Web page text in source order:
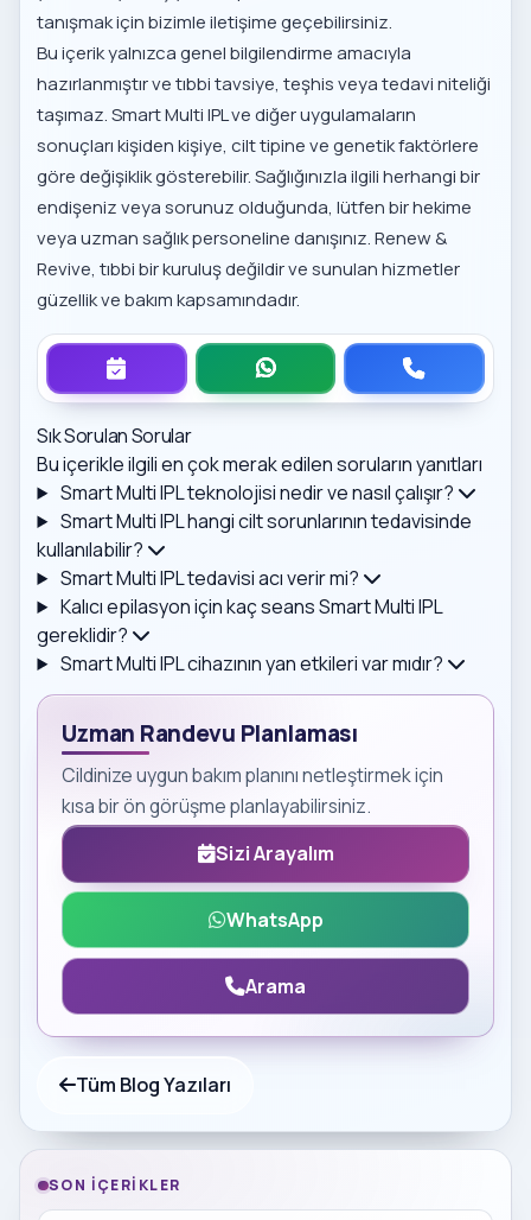
tanışmak için bizimle iletişime geçebilirsiniz.
Bu içerik yalnızca genel bilgilendirme amacıyla
hazırlanmıştır ve tıbbi tavsiye, teşhis veya tedavi niteliği
taşımaz. Smart Multi IPL ve diğer uygulamaların
sonuçları kişiden kişiye, cilt tipine ve genetik faktörlere
göre değişiklik gösterebilir. Sağlığınızla ilgili herhangi bir
endişeniz veya sorunuz olduğunda, lütfen bir hekime
veya uzman sağlık personeline danışınız. Renew &
Revive, tıbbi bir kuruluş değildir ve sunulan hizmetler
güzellik ve bakım kapsamındadır.
Sık Sorulan Sorular
Bu içerikle ilgili en çok merak edilen soruların yanıtları
Smart Multi IPL teknolojisi nedir ve nasıl çalışır?
Smart Multi IPL hangi cilt sorunlarının tedavisinde
kullanılabilir?
Smart Multi IPL tedavisi acı verir mi?
Kalıcı epilasyon için kaç seans Smart Multi IPL
gereklidir?
Smart Multi IPL cihazının yan etkileri var mıdır?
Uzman Randevu Planlaması
Cildinize uygun bakım planını netleştirmek için
kısa bir ön görüşme planlayabilirsiniz.
Sizi Arayalım
WhatsApp
Arama
Tüm Blog Yazıları
SON İÇERIKLER